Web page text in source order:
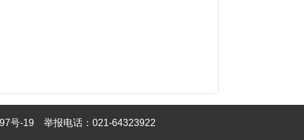
号-19 举报电话：021-64323922